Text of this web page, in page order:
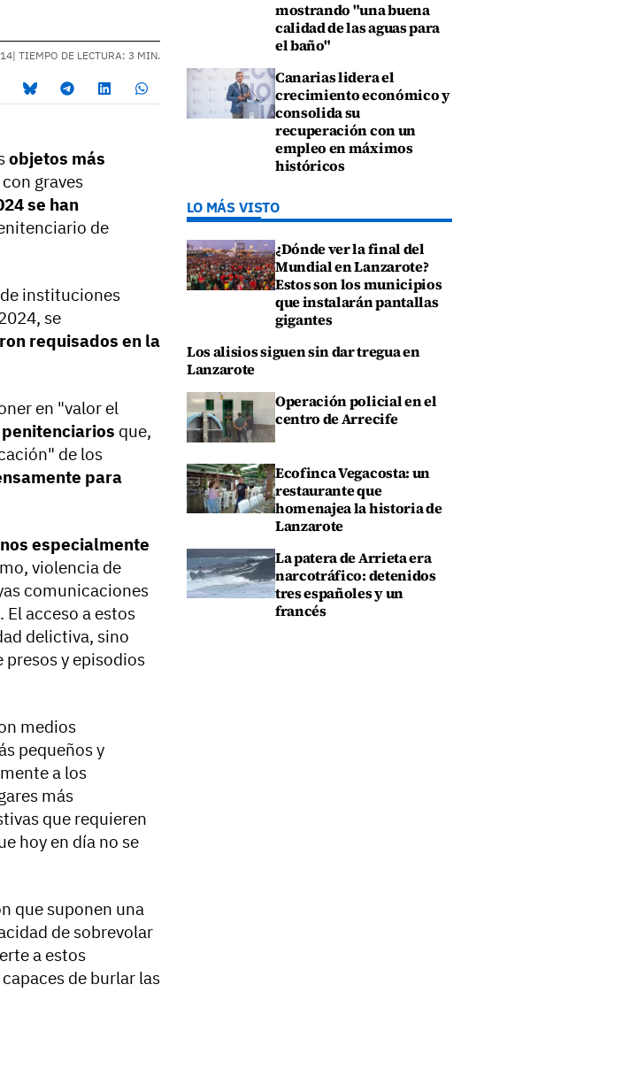
| TIEMPO DE LECTURA: 3 MIN.
objetos más
graves
se han
de
instituciones
se
requisados en la
en "valor el
que,
de los
para
especialmente
violencia de
comunicaciones
acceso a estos
delictiva, sino
y episodios
medios
pequeños y
a los
más
que requieren
hoy en día no se
que suponen una
de sobrevolar
a estos
de burlar las
mostrando "una buena
calidad de las aguas para
el baño"
Canarias lidera el
crecimiento económico y
consolida su
recuperación con un
empleo en máximos
históricos
LO MÁS VISTO
¿Dónde ver la final del
Mundial en Lanzarote?
Estos son los municipios
que instalarán pantallas
gigantes
Los alisios siguen sin dar tregua en
Lanzarote
Operación policial en el
centro de Arrecife
Ecofinca Vegacosta: un
restaurante que
homenajea la historia de
Lanzarote
La patera de Arrieta era
narcotráfico: detenidos
tres españoles y un
francés